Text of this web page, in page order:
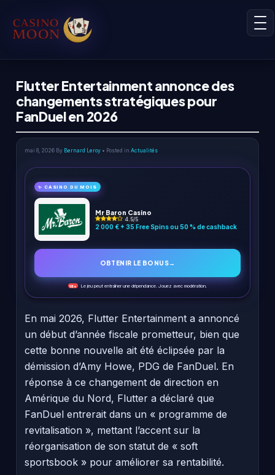
Flutter Entertainment annonce des
changements stratégiques pour
FanDuel en 2026
mai 8, 2026 By Bernard Leroy • Posted in Actualités
✨ CASINO DU MOIS
Mr Baron Casino
4.5/5
2 000 € + 35 Free Spins ou 50 % de cashback
OBTENIR LE BONUS→
18+ Le jeu peut entraîner une dépendance. Jouez avec modération.
En mai 2026, Flutter Entertainment a annoncé
un début d’année fiscale prometteur, bien que
cette bonne nouvelle ait été éclipsée par la
démission d’Amy Howe, PDG de FanDuel. En
réponse à ce changement de direction en
Amérique du Nord, Flutter a déclaré que
FanDuel entrerait dans un « programme de
revitalisation », mettant l’accent sur la
réorganisation de son statut de « soft
sportsbook » pour améliorer sa rentabilité.